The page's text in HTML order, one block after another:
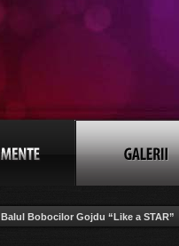
Balul Bobocilor Gojdu “Like a STAR”